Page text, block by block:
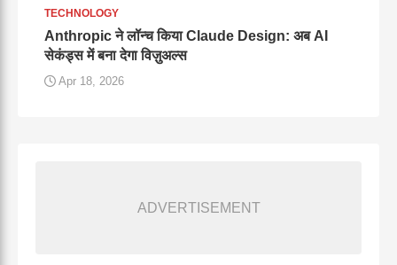
TECHNOLOGY
Anthropic ने लॉन्च किया Claude Design: अब AI
सेकंड्स में बना देगा विज़ुअल्स
Apr 18, 2026
ADVERTISEMENT